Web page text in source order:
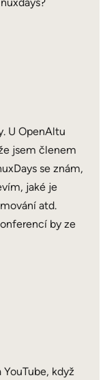
U OpenAltu
jsem členem
se znám,
jaké je
atd.
by ze
když